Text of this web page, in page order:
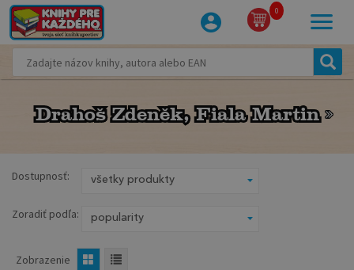
0
Drahoš Zdeněk, Fiala Martin
Drahoš Zdeněk, Fiala Martin
Dostupnosť:
Zoradiť podľa:
Zobrazenie